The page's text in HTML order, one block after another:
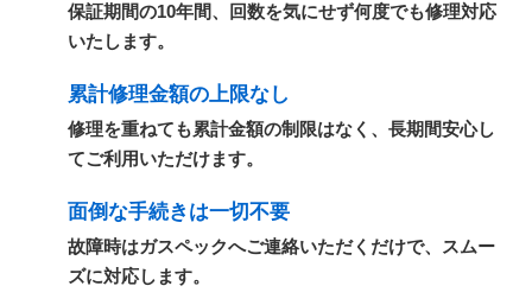
保証期間の10年間、回数を気にせず何度でも修理対応
いたします。
累計修理金額の上限なし
修理を重ねても累計金額の制限はなく、長期間安心し
てご利用いただけます。
面倒な手続きは一切不要
故障時はガスペックへご連絡いただくだけで、スムー
ズに対応します。